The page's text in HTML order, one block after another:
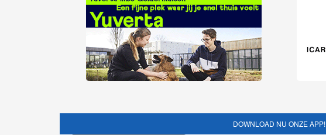
DOWNLOAD NU ONZE APP!